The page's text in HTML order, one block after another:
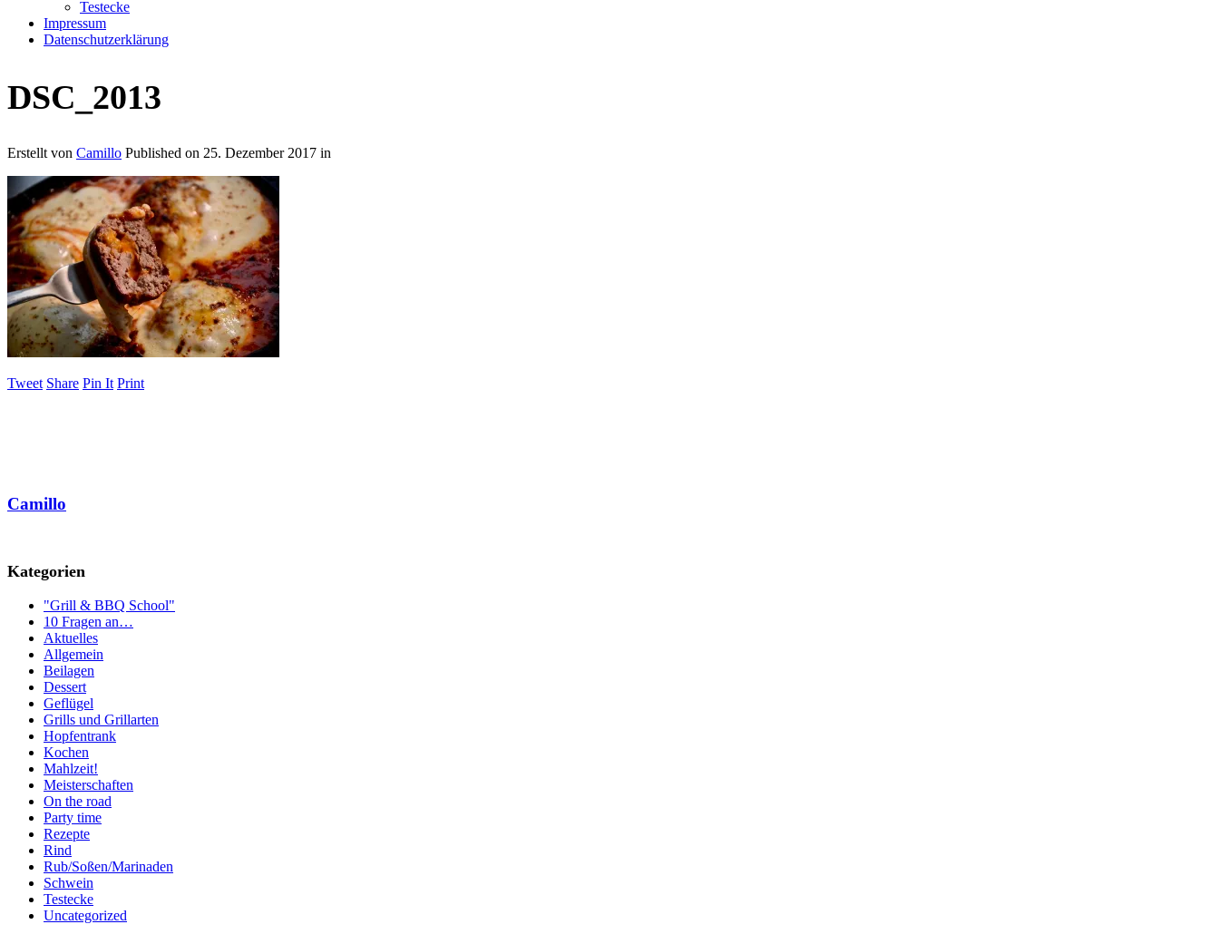
Testecke
Impressum
Datenschutzerklärung
DSC_2013
Erstellt von Camillo Published on 25. Dezember 2017 in
Tweet Share Pin It Print
Camillo
Kategorien
"Grill & BBQ School"
10 Fragen an…
Aktuelles
Allgemein
Beilagen
Dessert
Geflügel
Grills und Grillarten
Hopfentrank
Kochen
Mahlzeit!
Meisterschaften
On the road
Party time
Rezepte
Rind
Rub/Soßen/Marinaden
Schwein
Testecke
Uncategorized